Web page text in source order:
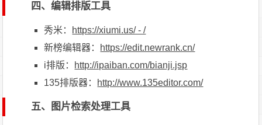
四、编辑排版工具
秀米： https://xiumi.us/ - /
新榜编辑器： https://edit.newrank.cn/
i排版： http://ipaiban.com/bianji.jsp
135排版器： http://www.135editor.com/
五、图片检索处理工具